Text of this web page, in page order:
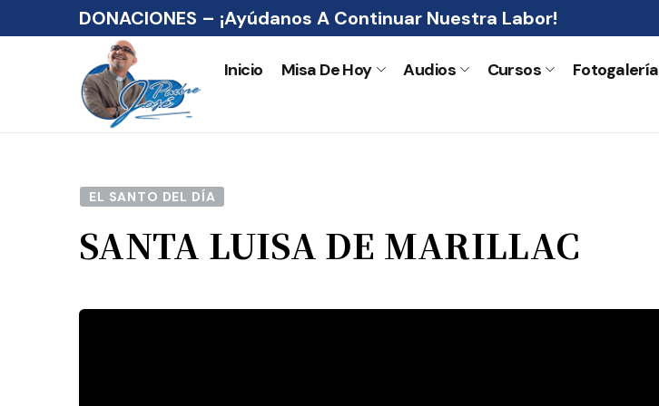
DONACIONES – ¡Ayúdanos A Continuar Nuestra Labor!
Inicio Misa De Hoy Audios Cursos Fotogalería
EL SANTO DEL DÍA
SANTA LUISA DE MARILLAC